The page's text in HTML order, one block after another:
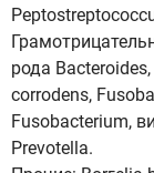
рода
corrodens,
Fusobacterium,
Prevotella.